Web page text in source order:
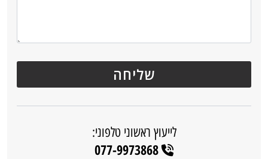
לייעוץ ראשוני טלפוני:
077-9973868